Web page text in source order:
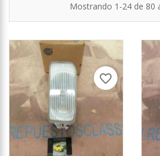
Mostrando 1-24 de 80
favorite_border